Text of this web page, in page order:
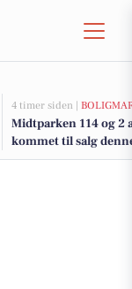
4 timer siden |
Midtparken 114 og 2
kommet til salg
boligerne her.